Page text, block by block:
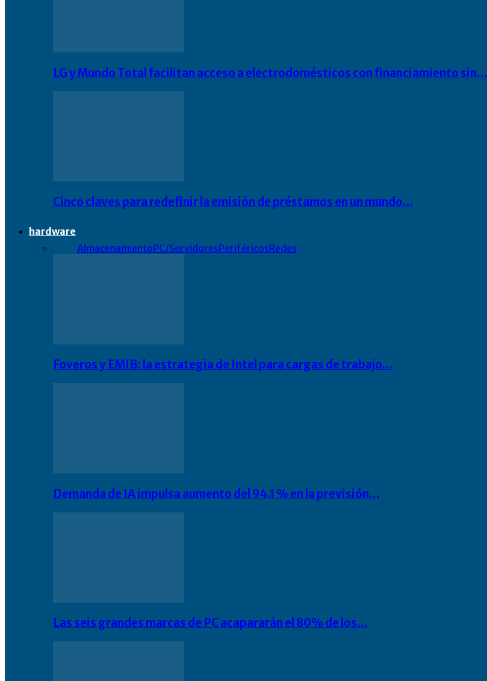
LG y Mundo Total facilitan acceso a electrodomésticos con financiamiento sin…
Cinco claves para redefinir la emisión de préstamos en un mundo…
hardware
AlmacenamientoPC/ServidoresPeriféricosRedes
Foveros y EMIB: la estrategia de Intel para cargas de trabajo…
Demanda de IA impulsa aumento del 94.1 % en la previsión…
Las seis grandes marcas de PC acapararán el 80% de los…